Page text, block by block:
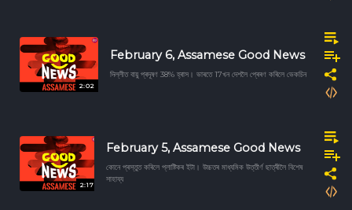
2:02
February 6, Assamese Good News
দিল্লীত বায়ু প্ৰদূষণ 38% হ্ৰাস। ভাৰতে 17খন দেশলৈ প্ৰেৰণ কৰিলে ভেকচিন
2:17
February 5, Assamese Good News
কোনে প্ৰস্তুত কৰিলে প্লাষ্টিকৰ ইটা। উচ্চতৰ মাধ্যমিক উত্তীৰ্ণ ছাত্ৰীলৈ বিশেষ
সাহায্য